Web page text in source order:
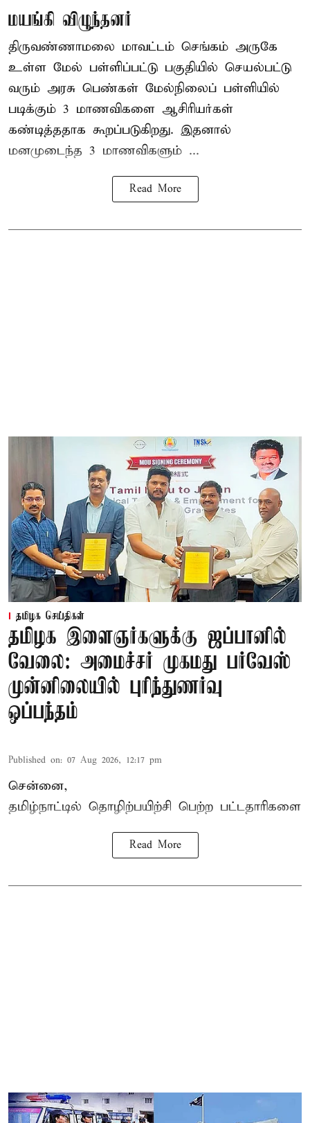
மயங்கி விழுந்தனர்
திருவண்ணாமலை மாவட்டம் செங்கம் அருகே
உள்ள மேல் பள்ளிப்பட்டு பகுதியில் செயல்பட்டு
வரும் அரசு பெண்கள் மேல்நிலைப் பள்ளியில்
படிக்கும் 3 மாணவிகளை ஆசிரியர்கள்
கண்டித்ததாக கூறப்படுகிறது. இதனால்
மனமுடைந்த 3 மாணவிகளும் ...
Read More
தமிழக செய்திகள்
தமிழக இளைஞர்களுக்கு ஜப்பானில்
வேலை: அமைச்சர் முகமது பர்வேஸ்
முன்னிலையில் புரிந்துணர்வு
ஒப்பந்தம்
Published on: 07 Aug 2026, 12:17 pm
சென்னை,
தமிழ்நாட்டில் தொழிற்பயிற்சி பெற்ற பட்டதாரிகளை
Read More